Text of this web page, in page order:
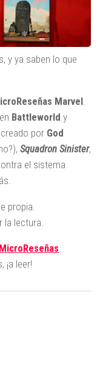
y ya saben lo que
Marvel.
Battleworld y
por God
Squadron Sinister,
el sistema
propia.
la lectura.
MicroReseñas
¡a leer!